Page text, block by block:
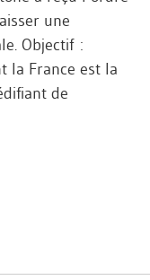
une
Objectif :
la France est la
de